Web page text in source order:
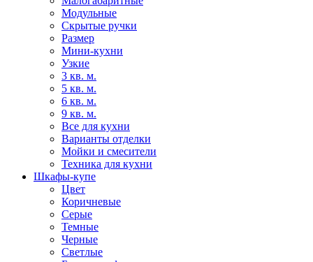
Модульные
Скрытые ручки
Размер
Мини-кухни
Узкие
3 кв. м.
5 кв. м.
6 кв. м.
9 кв. м.
Все для кухни
Варианты отделки
Мойки и смесители
Техника для кухни
Шкафы-купе
Цвет
Коричневые
Серые
Темные
Черные
Светлые